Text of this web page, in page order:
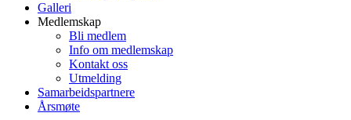
Galleri
Medlemskap
Bli medlem
Info om medlemskap
Kontakt oss
Utmelding
Samarbeidspartnere
Årsmøte